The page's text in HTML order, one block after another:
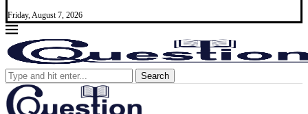
Friday, August 7, 2026
Search